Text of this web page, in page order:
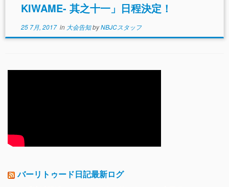
KIWAME- 其之十一」日程決定！
25 7月, 2017in 大会告知byNBJCスタッフ
バーリトゥード日記最新ログ